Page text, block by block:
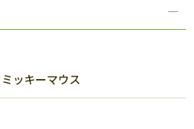
ッキーマウス